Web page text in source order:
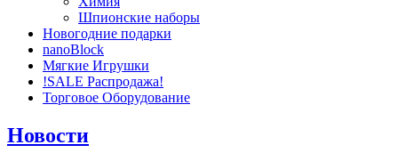
Шпионские наборы
Новогодние подарки
nanoBlock
Мягкие Игрушки
!SALE Распродажа!
Торговое Оборудование
Новости